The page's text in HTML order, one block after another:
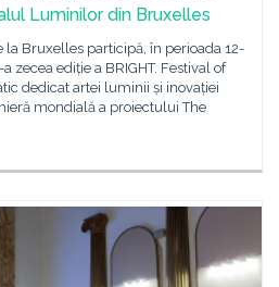
Luminilor din Bruxelles
Bruxelles participă, în perioada 12-
zecea ediție a BRIGHT. Festival of
dedicat artei luminii și inovației
mondială a proiectului The